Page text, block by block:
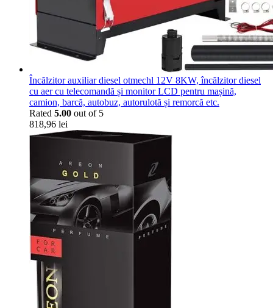
Încălzitor auxiliar diesel otmechl 12V 8KW, încălzitor diesel
cu aer cu telecomandă și monitor LCD pentru mașină,
camion, barcă, autobuz, autorulotă și remorcă etc.
Rated 5.00 out of 5
818,96 lei